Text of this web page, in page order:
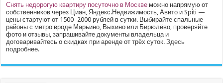
Снять недорогую квартиру посуточно в Москве можно напрямую от
собственников через Циан, Яндекс.Недвижимость, Авито и Spiti —
цены стартуют от 1500–2000 рублей в сутки. Выбирайте спальные
районы с метро вроде Марьино, Выхино или Бирюлёво, проверяйте
фото и отзывы, запрашивайте документы владельца и
договаривайтесь о скидках при аренде от трёх суток.Здесь
подробнее.